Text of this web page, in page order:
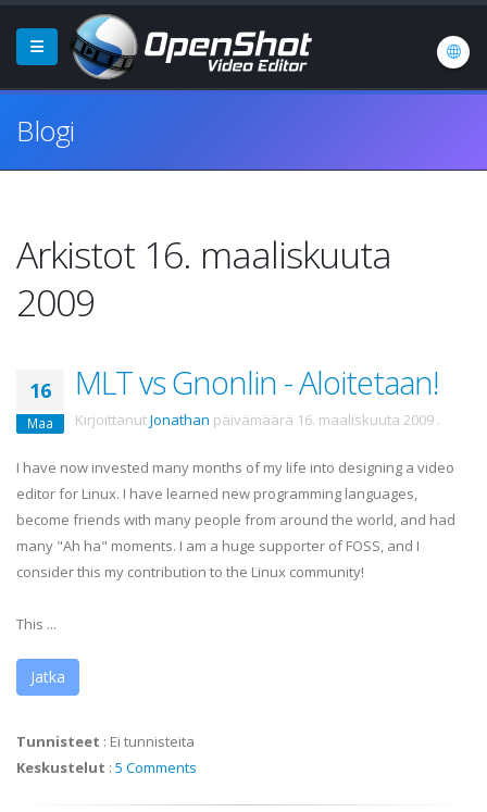
Blogi
Arkistot 16. maaliskuuta
2009
16
Maa
MLT vs Gnonlin - Aloitetaan!
KirjoittanutJonathan päivämäärä 16. maaliskuuta 2009 .
I have now invested many months of my life into designing a video
editor for Linux. I have learned new programming languages,
become friends with many people from around the world, and had
many "Ah ha" moments. I am a huge supporter of FOSS, and I
consider this my contribution to the Linux community!
This ...
Jatka
Tunnisteet : Ei tunnisteita
Keskustelut : 5 Comments